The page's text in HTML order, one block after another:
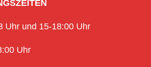
Uhr und 15-18:00 Uhr
Uhr